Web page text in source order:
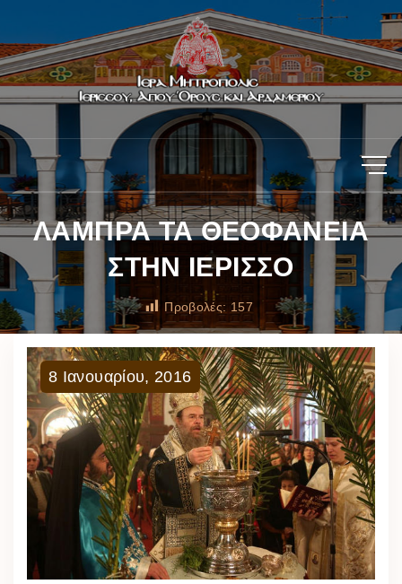
ΛΑΜΠΡΑ ΤΑ ΘΕΟΦΑΝΕΙΑ
ΣΤΗΝ ΙΕΡΙΣΣΟ
Προβολές: 157
8 Ιανουαρίου, 2016